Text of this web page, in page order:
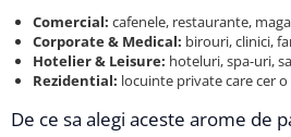
Comercial: cafenele, restaurante,
Corporate & Medical: birouri, clinici,
Hotelier & Leisure: hoteluri, spa-uri,
Rezidential: locuinte private care cer
De ce sa alegi aceste arome de